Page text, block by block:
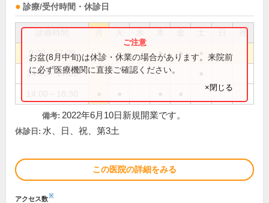
診療/受付時間・休診日
祝
9:00～12:30 ● ● ● ●
14:00～17:00
お盆(8月中旬)は休診・休業の場合があります。来院前
に必ず医療機関に直接ご確認ください。
×閉じる
備考: 2022年6月10日新規開業です。
休診日: 水、日、祝、第3土
この医院の詳細をみる
アクセス数※